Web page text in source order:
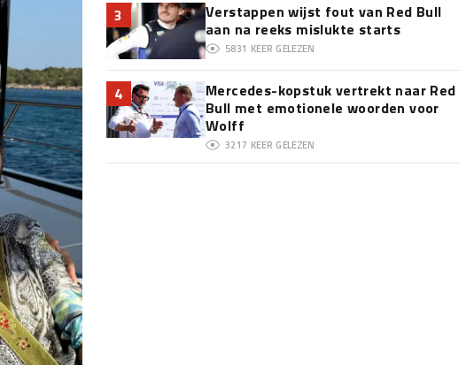
3
Verstappen wijst fout van Red Bull
aan na reeks mislukte starts
5831 KEER GELEZEN
4
Mercedes-kopstuk vertrekt naar Red
Bull met emotionele woorden voor
Wolff
3217 KEER GELEZEN